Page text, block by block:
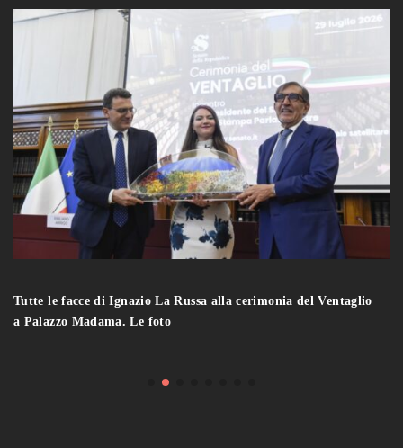
Tutte le facce di Ignazio La Russa alla cerimonia del Ventaglio
a Palazzo Madama. Le foto